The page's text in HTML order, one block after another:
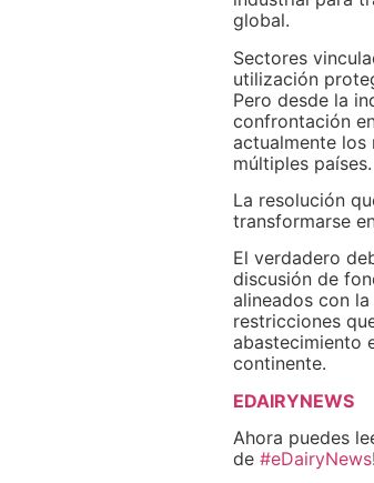
global.
Sectores
utilización
Pero desde la
confrontación
actualmente los
múltiples países.
La resolución
transformarse
El verdadero
discusión de
alineados con
restricciones
abastecimiento
continente.
EDAIRYNEWS
Ahora puedes
de #eDairyNews